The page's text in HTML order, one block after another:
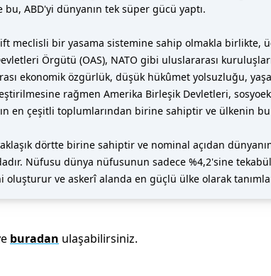
ABD'yi dünyanın tek süper gücü yaptı.
meclisli bir yasama sistemine sahip olmakla birlikte,
Örgütü (OAS), NATO gibi uluslararası
ekonomik özgürlük, düşük hükûmet yolsuzluğu,
rağmen Amerika Birleşik Devletleri,
en çeşitli toplumlarından birine sahiptir ve ülkenin
dörtte birine sahiptir ve nominal açıdan
Nüfusu dünya nüfusunun sadece %4,2'sine
ve askerî alanda en güçlü ülke olarak
buradan ulaşabilirsiniz.